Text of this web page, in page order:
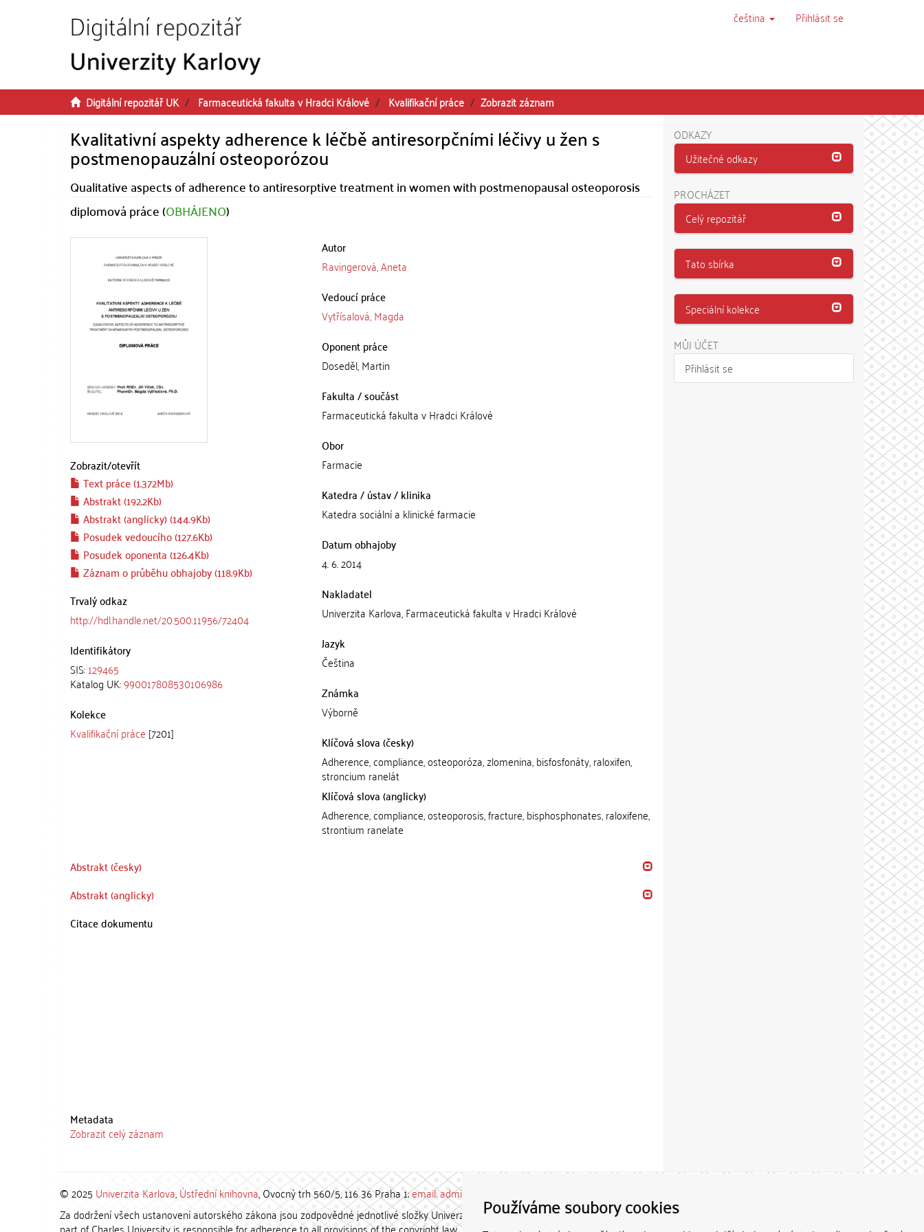
Používáme soubory cookies
čeština Přihlásit se
Digitální repozitář UK Farmaceutická fakulta v Hradci Králové Kvalifikační práce Zobrazit záznam
Kvalitativní aspekty adherence k léčbě antiresorpčními léčivy u žen s
postmenopauzální osteoporózou
Qualitative aspects of adherence to antiresorptive treatment in women with postmenopausal osteoporosis
diplomová práce (OBHÁJENO)
Zobrazit/otevřít
Text práce (1.372Mb)
Abstrakt (192.2Kb)
Abstrakt (anglicky) (144.9Kb)
Posudek vedoucího (127.6Kb)
Posudek oponenta (126.4Kb)
Záznam o průběhu obhajoby (118.9Kb)
Trvalý odkaz
http://hdl.handle.net/20.500.11956/72404
Identifikátory
SIS:129465
Katalog UK:990017808530106986
Kolekce
Kvalifikační práce [7201]
Autor
Ravingerová, Aneta
Vedoucí práce
Vytřísalová, Magda
Oponent práce
Doseděl, Martin
Fakulta / součást
Farmaceutická fakulta v Hradci Králové
Obor
Farmacie
Katedra / ústav / klinika
Katedra sociální a klinické farmacie
Datum obhajoby
4. 6. 2014
Nakladatel
Univerzita Karlova, Farmaceutická fakulta v Hradci Králové
Jazyk
Čeština
Známka
Výborně
Klíčová slova (česky)
Adherence, compliance, osteoporóza, zlomenina, bisfosfonáty, raloxifen,
stroncium ranelát
Klíčová slova (anglicky)
Adherence, compliance, osteoporosis, fracture, bisphosphonates, raloxifene,
strontium ranelate
Abstrakt (česky)
Abstrakt (anglicky)
Citace dokumentu
Metadata
Zobrazit celý záznam
ODKAZY
Užitečné odkazy
PROCHÁZET
Celý repozitář
Tato sbírka
Speciální kolekce
MŮJ ÚČET
Přihlásit se
© 2025 Univerzita Karlova,Ústřední knihovna, Ovocný trh 560/5, 116 36 Praha 1;email: admin-repozitar [at] cuni.cz
Za dodržení všech ustanovení autorského zákona jsou zodpovědné jednotlivé složky Univerzity Karlovy. / Each constituent